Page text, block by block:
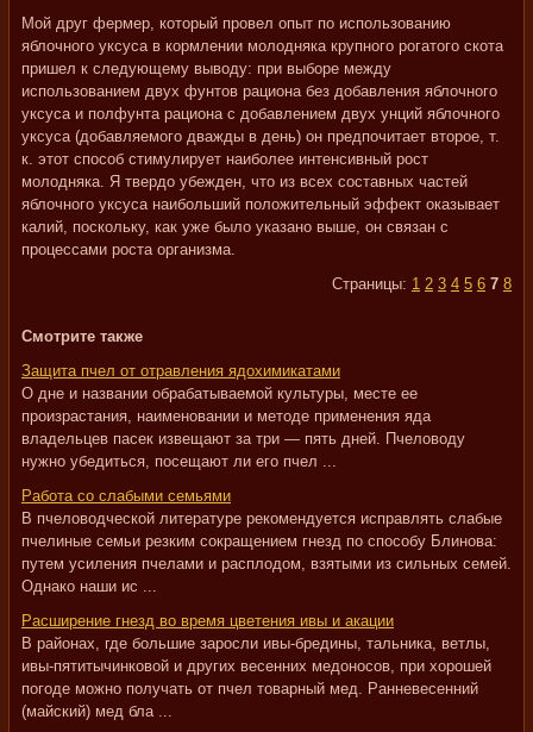
Мой друг фермер, который провел опыт по использованию
яблочного уксуса в кормлении молодняка крупного рогатого скота
пришел к следующему выводу: при выборе между
использованием двух фунтов рациона без добавления яблочного
уксуса и полфунта рациона с добавлением двух унций яблочного
уксуса (добавляемого дважды в день) он предпочитает второе, т.
к. этот способ стимулирует наиболее интенсивный рост
молодняка. Я твердо убежден, что из всех составных частей
яблочного уксуса наибольший положительный эффект оказывает
калий, поскольку, как уже было указано выше, он связан с
процессами роста организма.
Страницы: 1 2 3 4 5 6 7 8
Смотрите также
Защита пчел от отравления ядохимикатами
О дне и названии обрабатываемой культуры, месте ее
произрастания, наименовании и методе применения яда
владельцев пасек извещают за три — пять дней. Пчеловоду
нужно убедиться, посещают ли его пчел ...
Работа со слабыми семьями
В пчеловодческой литературе рекомендуется исправлять слабые
пчелиные семьи резким сокращением гнезд по способу Блинова:
путем усиления пчелами и расплодом, взятыми из сильных семей.
Однако наши ис ...
Расширение гнезд во время цветения ивы и акации
В районах, где большие заросли ивы-бредины, тальника, ветлы,
ивы-пятитычинковой и других весенних медоносов, при хорошей
погоде можно получать от пчел товарный мед. Ранневесенний
(майский) мед бла ...